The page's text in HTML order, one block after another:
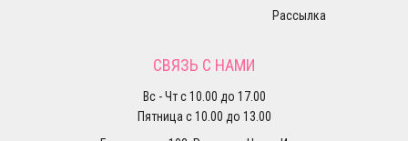
Рассылка
СВЯЗЬ С НАМИ
Вс - Чт с 10.00 до 17.00
Пятница с 10.00 до 13.00